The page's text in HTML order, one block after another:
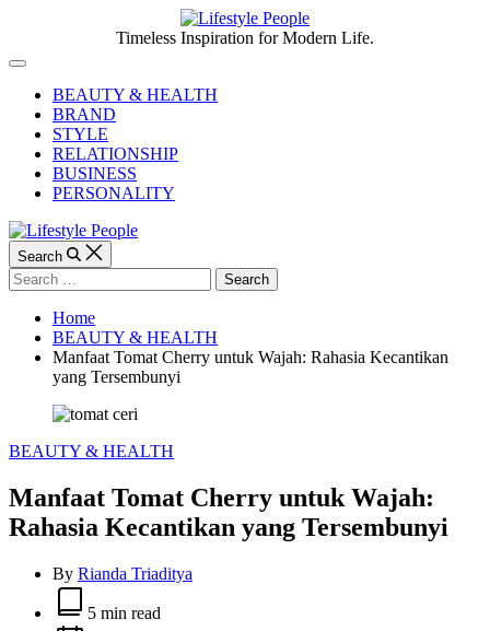
content
People
Timeless Inspiration for Modern Life.
Off
CanvasBEAUTY & HEALTH
BRAND
STYLE
RELATIONSHIP
BUSINESS
PERSONALITY
Search
Search
for:
Home
BEAUTY & HEALTH
Manfaat Tomat Cherry untuk Wajah: Rahasia Kecantikan
yang Tersembunyi
Categories
BEAUTY & HEALTH
Manfaat Tomat Cherry untuk Wajah:
Rahasia Kecantikan yang Tersembunyi
By Rianda Triaditya
Estimated
read 5 min read